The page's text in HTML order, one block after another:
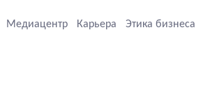
Медиацентр Карьера Этика бизнеса